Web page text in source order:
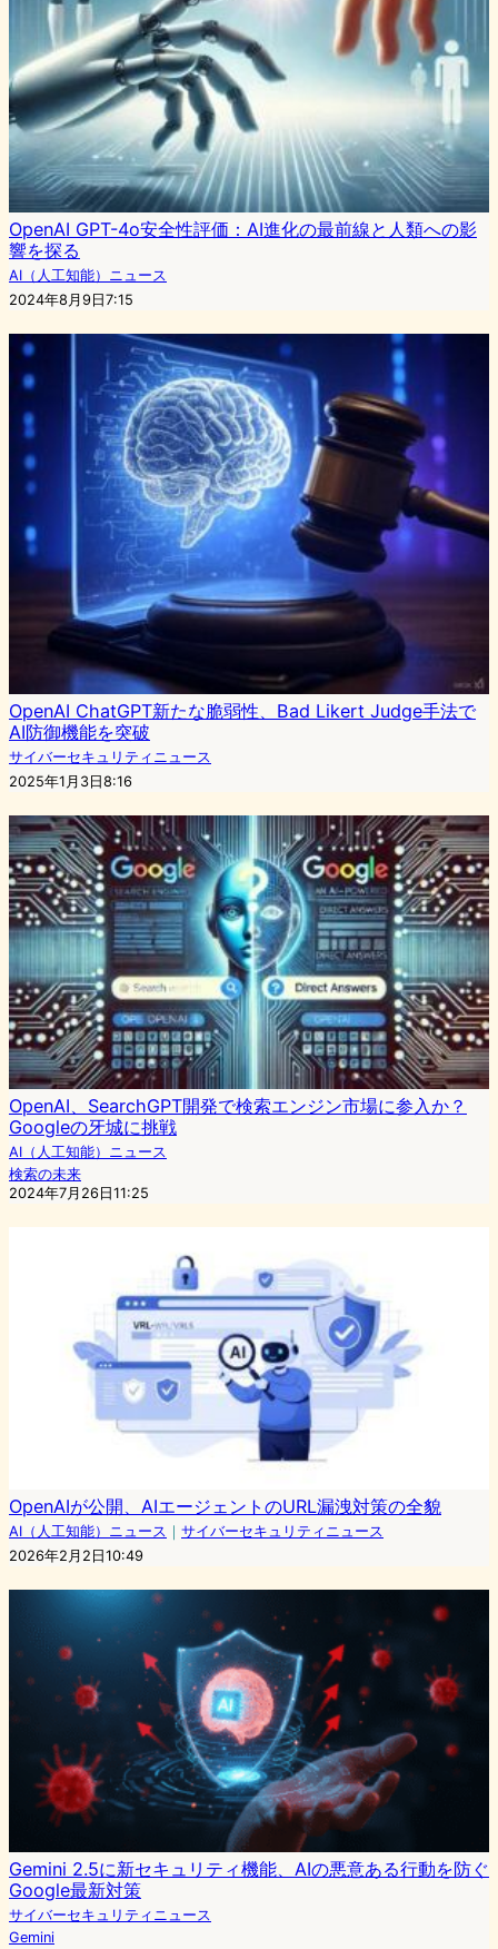
OpenAI GPT-4o安全性評価：AI進化の最前線と人類への影
響を探る
AI（人工知能）ニュース
2024年8月9日7:15
OpenAI ChatGPT新たな脆弱性、Bad Likert Judge手法で
AI防御機能を突破
サイバーセキュリティニュース
2025年1月3日8:16
OpenAI、SearchGPT開発で検索エンジン市場に参入か？
Googleの牙城に挑戦
AI（人工知能）ニュース
検索の未来
2024年7月26日11:25
OpenAIが公開、AIエージェントのURL漏洩対策の全貌
AI（人工知能）ニュース ｜ サイバーセキュリティニュース
2026年2月2日10:49
Gemini 2.5に新セキュリティ機能、AIの悪意ある行動を防ぐ
Google最新対策
サイバーセキュリティニュース
Gemini